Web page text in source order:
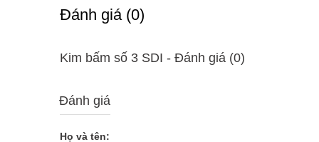
Ðánh giá (0)
Kim bấm số 3 SDI - Ðánh giá (0)
Đánh giá
Họ và tên: